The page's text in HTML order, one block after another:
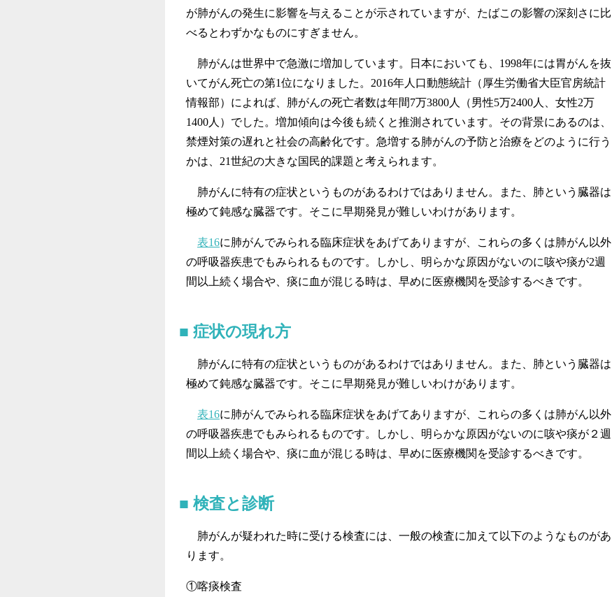
が肺がんの発生に影響を与えることが示されていますが、たばこの影響の深刻さに比
べるとわずかなものにすぎません。
肺がんは世界中で急激に増加しています。日本においても、1998年には胃がんを抜
いてがん死亡の第1位になりました。2016年人口動態統計（厚生労働省大臣官房統計
情報部）によれば、肺がんの死亡者数は年間7万3800人（男性5万2400人、女性2万
1400人）でした。増加傾向は今後も続くと推測されています。その背景にあるのは、
禁煙対策の遅れと社会の高齢化です。急増する肺がんの予防と治療をどのように行う
かは、21世紀の大きな国民的課題と考えられます。
肺がんに特有の症状というものがあるわけではありません。また、肺という臓器は
極めて鈍感な臓器です。そこに早期発見が難しいわけがあります。
表16に肺がんでみられる臨床症状をあげてありますが、これらの多くは肺がん以外
の呼吸器疾患でもみられるものです。しかし、明らかな原因がないのに咳や痰が2週
間以上続く場合や、痰に血が混じる時は、早めに医療機関を受診するべきです。
症状の現れ方
肺がんに特有の症状というものがあるわけではありません。また、肺という臓器は
極めて鈍感な臓器です。そこに早期発見が難しいわけがあります。
表16に肺がんでみられる臨床症状をあげてありますが、これらの多くは肺がん以外
の呼吸器疾患でもみられるものです。しかし、明らかな原因がないのに咳や痰が２週
間以上続く場合や、痰に血が混じる時は、早めに医療機関を受診するべきです。
検査と診断
肺がんが疑われた時に受ける検査には、一般の検査に加えて以下のようなものがあ
ります。
①喀痰検査